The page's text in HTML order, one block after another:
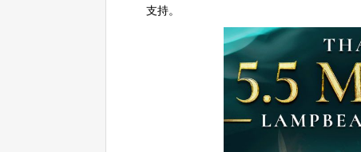
支持。